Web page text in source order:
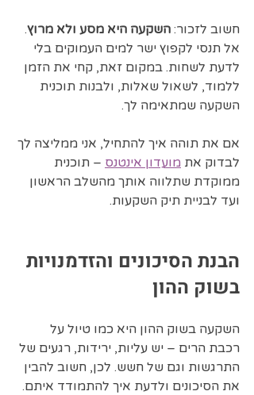
חשוב לזכור: השקעה היא מסע ולא מרוץ.
אל תנסי לקפוץ ישר למים העמוקים בלי
לדעת לשחות. במקום זאת, קחי את הזמן
ללמוד, לשאול שאלות, ולבנות תוכנית
השקעה שמתאימה לך.
אם את תוהה איך להתחיל, אני ממליצה לך
לבדוק את מועדון אינטנס – תוכנית
ממוקדת שתלווה אותך מהשלב הראשון
ועד לבניית תיק השקעות.
הבנת הסיכונים והזדמנויות
בשוק ההון
השקעה בשוק ההון היא כמו טיול על
רכבת הרים – יש עליות, ירידות, רגעים של
התרגשות וגם של חשש. לכן, חשוב להבין
את הסיכונים ולדעת איך להתמודד איתם.